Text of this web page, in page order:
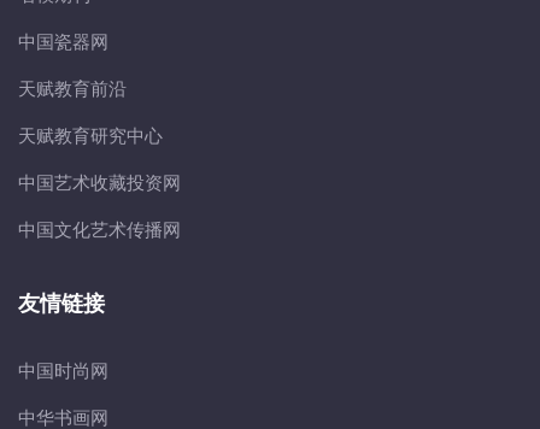
中国瓷器网
天赋教育前沿
天赋教育研究中心
中国艺术收藏投资网
中国文化艺术传播网
友情链接
中国时尚网
中华书画网